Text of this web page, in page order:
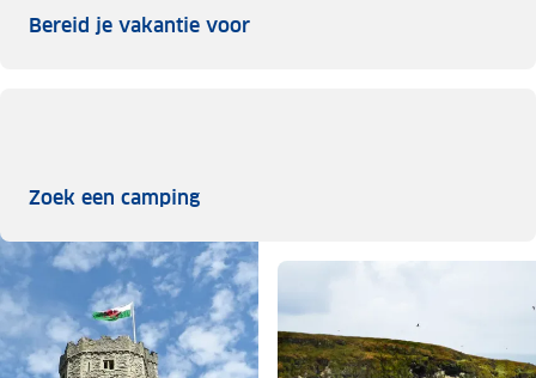
Bereid je vakantie voorBereid je vakantie voor
Zoek een campingZoek een camping